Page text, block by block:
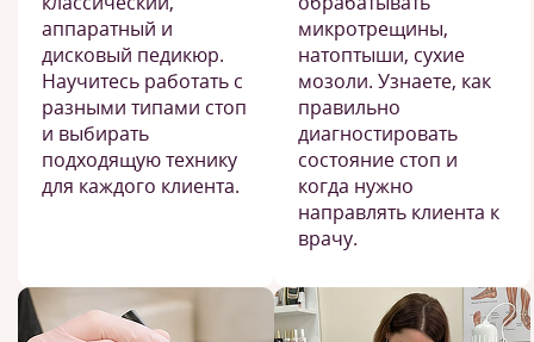
аппаратный и
дисковый педикюр.
Научитесь работать с
разными типами стоп
и выбирать
подходящую технику
для каждого клиента.
микротрещины,
натоптыши, сухие
мозоли. Узнаете, как
правильно
диагностировать
состояние стоп и
когда нужно
направлять клиента к
врачу.